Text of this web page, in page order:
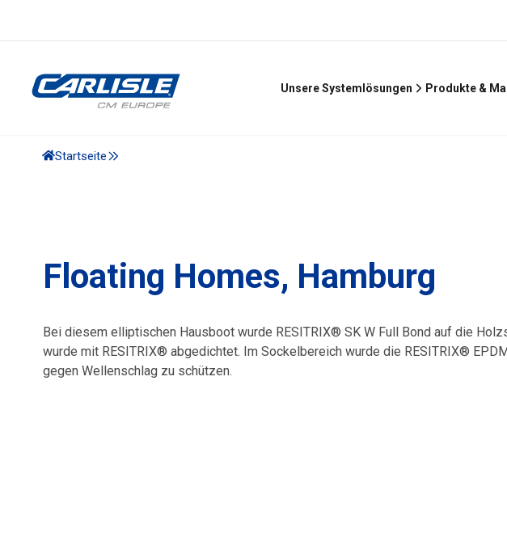
Unsere Systemlösungen Produkte &
Startseite
Floating Homes, Hamburg
Bei diesem elliptischen Hausboot wurde RESITRIX® SK W Full Bond auf die
wurde mit RESITRIX® abgedichtet. Im Sockelbereich wurde die RESITRIX®
gegen Wellenschlag zu schützen.